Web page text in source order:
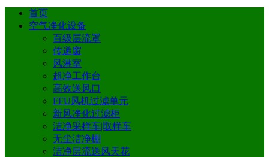
首页
空气净化设备
百级层流罩
传递窗
风淋室
超净工作台
高效送风口
FFU风机过滤单元
新风净化过滤柜
洁净采样车|取样车
无尘洁净棚
洁净层流送风天花